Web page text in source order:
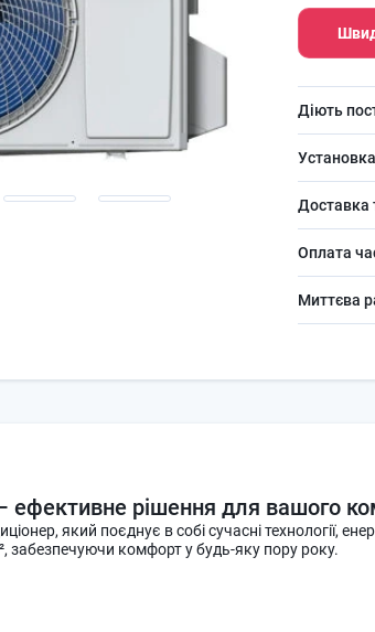
Діють
Доставка
Оплата
Миттєва
ефективне рішення для вашого
який поєднує в собі сучасні технології,
забезпечуючи комфорт у будь-яку пору року.